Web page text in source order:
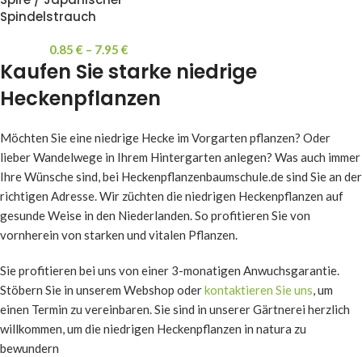
Spindelstrauch
0.85 € – 7.95 €
Kaufen Sie starke niedrige
Heckenpflanzen
Möchten Sie eine niedrige Hecke im Vorgarten pflanzen? Oder
lieber Wandelwege in Ihrem Hintergarten anlegen? Was auch immer
Ihre Wünsche sind, bei Heckenpflanzenbaumschule.de sind Sie an der
richtigen Adresse. Wir züchten die niedrigen Heckenpflanzen auf
gesunde Weise in den Niederlanden. So profitieren Sie von
vornherein von starken und vitalen Pflanzen.
Sie profitieren bei uns von einer 3-monatigen Anwuchsgarantie.
Stöbern Sie in unserem Webshop oderkontaktieren Sie uns, um
einen Termin zu vereinbaren. Sie sind in unserer Gärtnerei herzlich
willkommen, um die niedrigen Heckenpflanzen in natura zu
bewundern